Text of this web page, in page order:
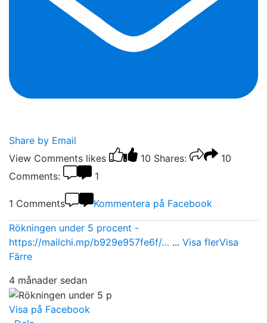
Share by Email
View Comments likes 10 Shares:
10
Comments:
1
1 Comments Kommentera på Facebook
Rökningen under 5 procent -
https://mailchi.mp/b929e957fe6f/… ... Visa flerVisa
Färre
4 månader sedan
Visa på Facebook